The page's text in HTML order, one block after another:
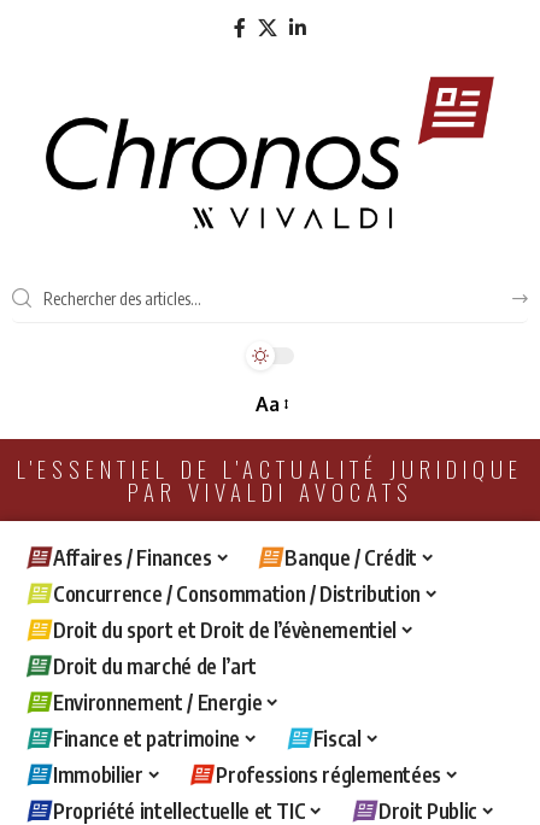
Aa
L'ESSENTIEL DE L'ACTUALITÉ JURIDIQUE
PAR VIVALDI AVOCATS
Affaires / Finances
Banque / Crédit
Concurrence / Consommation / Distribution
Droit du sport et Droit de l’évènementiel
Droit du marché de l’art
Environnement / Energie
Finance et patrimoine
Fiscal
Immobilier
Professions réglementées
Propriété intellectuelle et TIC
Droit Public